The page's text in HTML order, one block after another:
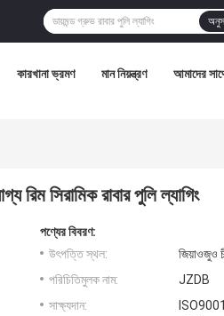
কারখানা ভ্রমণ মান নিয়ন্ত্রণ আমাদের
রিম সিরামিক রাবার পুলি ল্যাগিং
পণ্যের বিবরণ:
উৎপত্তি স্থল:
জিয়াওজুও
পরিচিতিমুলক নাম:
JZDB
সাক্ষ্যদান: